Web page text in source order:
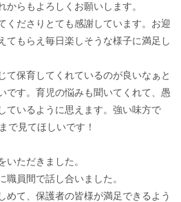
らもよろしくお願いします。
くださりとても感謝しています。お迎
てもらえ毎日楽しそうな様子に満足し
て保育してくれているのが良いなぁと
です。育児の悩みも聞いてくれて、愚
ているように思えます。強い味方で
で見てほしいです！
ただきました。
職員間で話し合いました。
めて、保護者の皆様が満足できるよう